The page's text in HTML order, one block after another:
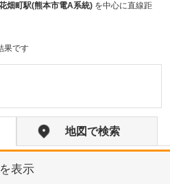
畑町駅(熊本市電A系統) を中心に直線距
果です
地図で検索
表示